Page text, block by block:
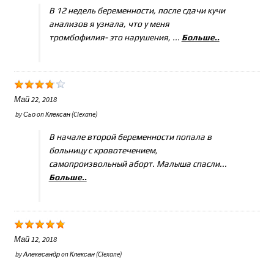
В 12 недель беременности, после сдачи кучи
анализов я узнала, что у меня
тромбофилия- это нарушения, ... Больше..
Май 22, 2018
byСьоonКлексан (Clexane)
В начале второй беременности попала в
больницу с кровотечением,
самопроизвольный аборт. Малыша спасли...
Больше..
Май 12, 2018
byАлекесандрonКлексан (Clexane)